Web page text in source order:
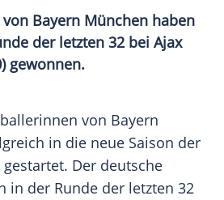
Bayern München haben
der letzten 32 bei Ajax
gewonnen.
von Bayern
in die neue Saison der
gestartet. Der deutsche
in der Runde der letzten 32